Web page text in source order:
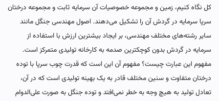
کل نگاه کنیم، زمین و مجموعه خصوصیات آن سرمایه ثابت و مجموعه درختان
سرپا سرمایه در گردش آن را تشکیل می‌دهند. اصول مهندسی جنگل مانند
سایر رشته‌های مختلف مهندسی، بر ایجاد بیشترین ارزش با استفاده از
سرمایه در گردش بدون کوچکترین صدمه به کارخانه تولیدی متمرکز است.
مفهوم این عبارت چیست؟ مفهوم آن این است که قدرت چوب سرپا با توده
درختان متفاوت و سنین مختلف قادر به یک بهینه تولیدی است که در آن،
تعادل تولید به هیچ وجه به خطر نمی‌افتد و توده جنگل به صورت علی‌الدوام